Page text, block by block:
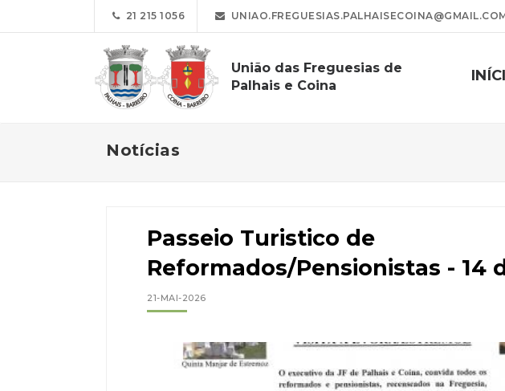
21 215 1056
União das Freguesias de
Palhais e Coina
Notícias
Passeio Turistico de
Reformados/Pensionistas - 14
21-MAI-2026